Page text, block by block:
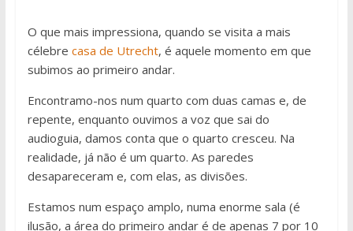
O que mais impressiona, quando se visita a mais
célebre casa de Utrecht, é aquele momento em que
subimos ao primeiro andar.
Encontramo-nos num quarto com duas camas e, de
repente, enquanto ouvimos a voz que sai do
audioguia, damos conta que o quarto cresceu. Na
realidade, já não é um quarto. As paredes
desapareceram e, com elas, as divisões.
Estamos num espaço amplo, numa enorme sala (é
ilusão, a área do primeiro andar é de apenas 7 por 10